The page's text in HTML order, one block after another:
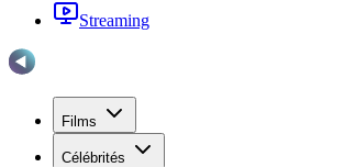
Streaming
Films
Célébrités